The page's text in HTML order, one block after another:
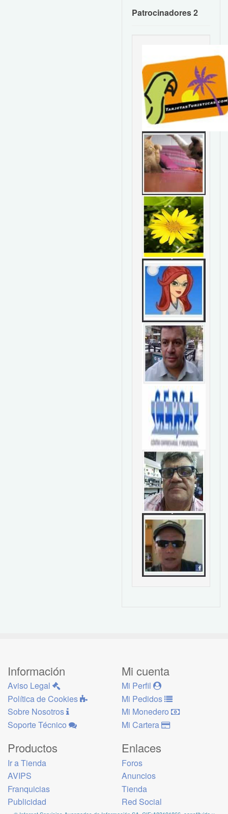
Patrocinadores 2
Información
Aviso Legal
Política de Cookies
Sobre Nosotros
Soporte Técnico
Mi cuenta
Mi Perfil
Mi Pedidos
Mi Monedero
Mi Cartera
Productos
Ir a Tienda
AVIPS
Franquicias
Publicidad
Enlaces
Foros
Anuncios
Tienda
Red Social